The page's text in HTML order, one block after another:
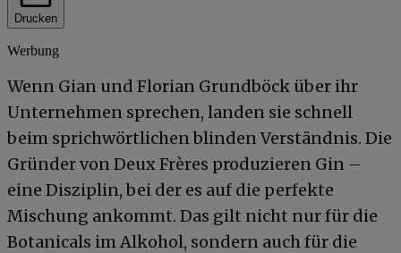
Drucken
Werbung
Wenn Gian und Florian Grundböck über ihr
Unternehmen sprechen, landen sie schnell
beim sprichwörtlichen blinden Verständnis. Die
Gründer von Deux Frères produzieren Gin –
eine Disziplin, bei der es auf die perfekte
Mischung ankommt. Das gilt nicht nur für die
Botanicals im Alkohol, sondern auch für die